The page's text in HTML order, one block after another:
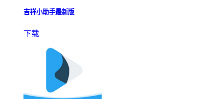
吉祥小助手最新版
下载